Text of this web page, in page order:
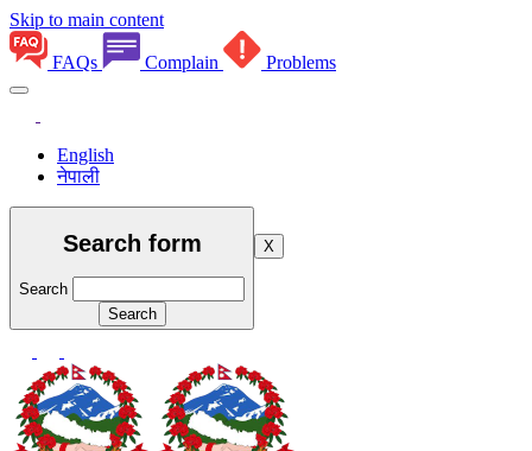
Skip to main content
FAQs Complain Problems
English
नेपाली
Search form
Search
X